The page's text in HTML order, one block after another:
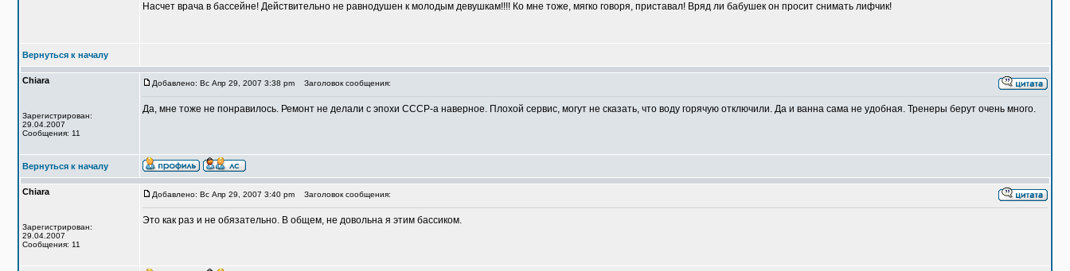
Насчет врача в бассейне! Действительно не равнодушен к молодым девушкам!!!! Ко мне тоже, мягко говоря, приставал! Вряд ли бабушек он просит снимать лифчик!
Вернуться к началу
Chiara
Зарегистрирован:
29.04.2007
Сообщения: 11
Добавлено: Вс Апр 29, 2007 3:38 pm Заголовок сообщения:
Да, мне тоже не понравилось. Ремонт не делали с эпохи СССР-а наверное. Плохой сервис, могут не сказать, что воду горячую отключили. Да и ванна сама не удобная. Тренеры берут очень много.
Вернуться к началу
Chiara
Зарегистрирован:
29.04.2007
Сообщения: 11
Добавлено: Вс Апр 29, 2007 3:40 pm Заголовок сообщения:
Это как раз и не обязательно. В общем, не довольна я этим бассиком.